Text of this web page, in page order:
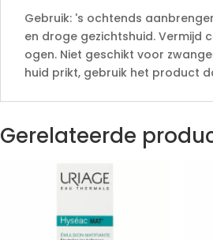
Gebruik: 's ochtends
en droge gezichtshuid. Vermijd
ogen. Niet geschikt voor
huid prikt, gebruik het product
Gerelateerde